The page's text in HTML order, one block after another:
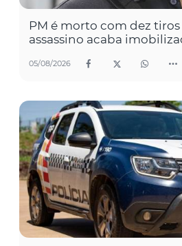
PM é morto com dez
assassino acaba
05/08/2026